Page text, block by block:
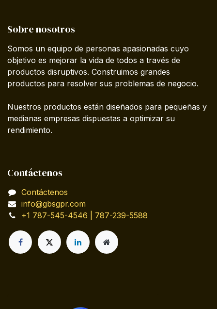
Sobre nosotros
Somos un equipo de personas apasionadas cuyo
objetivo es mejorar la vida de todos a través de
productos disruptivos. Construimos grandes
productos para resolver sus problemas de negocio.
Nuestros productos están diseñados para pequeñas y
medianas empresas dispuestas a optimizar su
rendimiento.
Contáctenos
Contáctenos
info@gbsgpr.com
+1 787-545-4546 | 787-239-5588